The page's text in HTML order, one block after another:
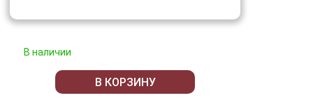
В наличии
В КОРЗИНУ